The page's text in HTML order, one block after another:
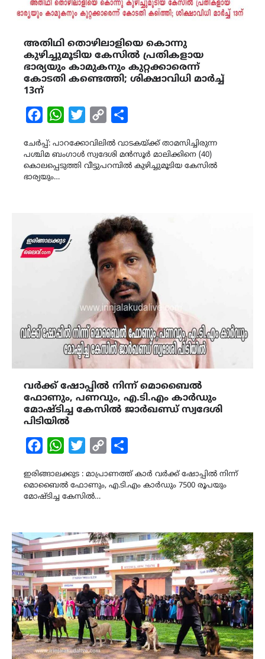
അതിഥി തൊഴിലാളിയെ കൊന്നു
കുഴിച്ചുമൂടിയ കേസിൽ പ്രതികളായ
ഭാര്യയും കാമുകനും കുറ്റക്കാരെന്ന്
കോടതി കണ്ടെത്തി; ശിക്ഷാവിധി മാർച്ച്
13ന്
FacebookWhatsAppTwitterCopy
ചേർപ്പ്: പാറക്കോവിലിൽ വാടകയ്ക്ക് താമസിച്ചിരുന്ന
പശ്ചിമ ബംഗാൾ സ്വദേശി മൻസൂർ മാലിക്കിനെ (40)
കൊലപ്പെടുത്തി വീട്ടുപറമ്പിൽ കുഴിച്ചുമൂടിയ കേസിൽ
ഭാര്യയും…
വർക്ക് ഷോപ്പിൽ നിന്ന് മൊബൈൽ
ഫോണും, പണവും, എ.ടി.എം കാർഡും
മോഷ്ടിച്ച കേസിൽ ജാർഖണ്ഡ് സ്വദേശി
പിടിയിൽ
FacebookWhatsAppTwitterCopy
ഇരിങ്ങാലക്കുട : മാപ്രാണത്ത് കാർ വർക്ക് ഷോപ്പിൽ നിന്ന്
മൊബൈൽ ഫോണും, എ.ടി.എം കാർഡും 7500 രൂപയും
മോഷ്ടിച്ച കേസിൽ…